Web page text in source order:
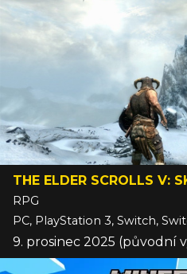
THE ELDER SCROLLS V:
RPG
PC, PlayStation 3, Switch,
9. prosinec 2025 (původní